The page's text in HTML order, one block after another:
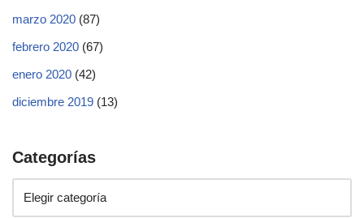
marzo 2020 (87)
febrero 2020 (67)
enero 2020 (42)
diciembre 2019 (13)
Categorías